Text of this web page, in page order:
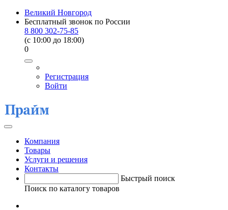
Великий Новгород
Бесплатный звонок по России
8 800 302-75-85
(c 10:00 до 18:00)
0
Регистрация
Войти
Компания
Товары
Услуги и решения
Контакты
Быстрый поиск
Поиск по каталогу товаров